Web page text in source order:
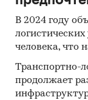
В 2024 году
логистических
человека, что
Транспортно-
продолжает